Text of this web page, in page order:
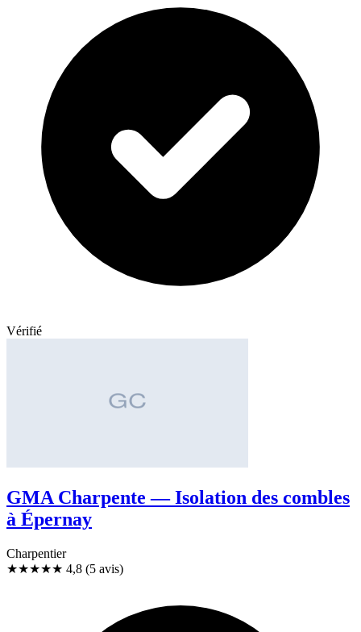
Vérifié
GMA Charpente — Isolation des combles
à Épernay
Charpentier
★★★★★ 4,8 (5 avis)